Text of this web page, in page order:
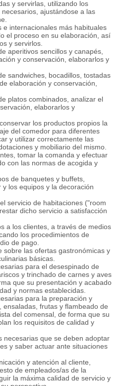
y servirlas, utilizando los
ajustándose a las
e internacionales más habituales
el proceso en su elaboración, así
y servirlos.
aperitivos sencillos y canapés,
y conservación, elaborarlos y
sandwiches, bocadillos, tostadas
elaboración y conservación,
platos combinados, analizar el
elaborarlos y
los productos propios la
del comedor para diferentes
y utilizar correctamente las
y mobiliario del mismo.
tomar la comanda y efectuar
con las normas de acogida y
de banquetes y buffets,
los equipos y la decoración
servicio de habitaciones ("room
dicho servicio a satisfacción
a los clientes, a través de medios
los procedimientos de
de pago.
sobre las ofertas gastronómicas y
básicas.
para el desespinado de
y trinchado de carnes y aves
que su presentación y acabado
y normas establecidas.
para la preparación y
frutas y flambeado de
del comensal, de forma que su
los requisitos de calidad y
necesarias que se deben adoptar
y saber actuar ante situaciones
y atención al cliente,
de empleados/as de la
la máxima calidad de servicio y